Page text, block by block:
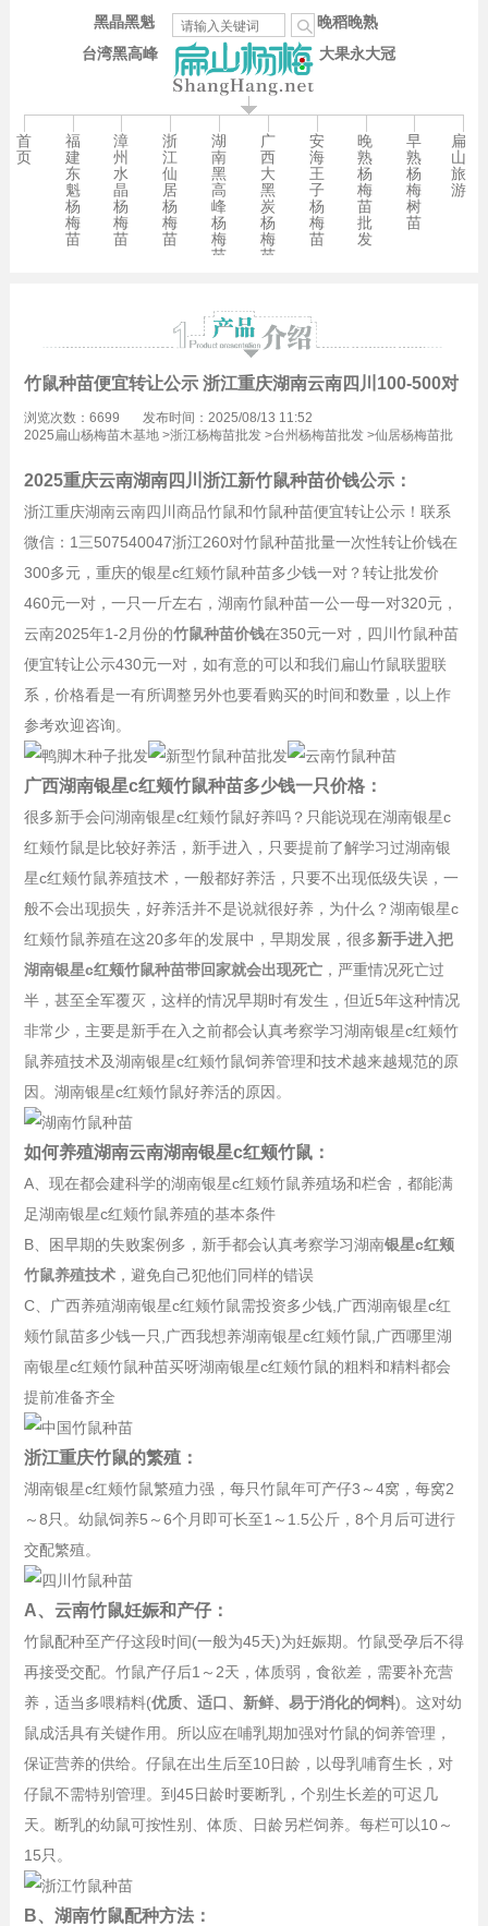
台湾黑高峰
晚稻晚熟
大果永大冠
黑晶黑魁
首
页
福
建
东
魁
杨
梅
苗
漳
州
水
晶
杨
梅
苗
浙
江
仙
居
杨
梅
苗
湖
南
黑
高
峰
杨
梅
苗
广
西
大
黑
炭
杨
梅
苗
安
海
王
子
杨
梅
苗
晚
熟
杨
梅
苗
批
发
早
熟
杨
梅
树
苗
扁
山
旅
游
竹鼠种苗便宜转让公示 浙江重庆湖南云南四川100-500对
浏览次数：6699
发布时间：2025/08/13 11:52
2025扁山杨梅苗木基地>浙江杨梅苗批发>台州杨梅苗批发>仙居杨梅苗批
2025重庆云南湖南四川浙江新竹鼠种苗价钱公示：
浙江重庆湖南云南四川商品竹鼠和竹鼠种苗便宜转让公示！联系
微信：1三507540047浙江260对竹鼠种苗批量一次性转让价钱在
300多元，重庆的银星c红颊竹鼠种苗多少钱一对？转让批发价
460元一对，一只一斤左右，湖南竹鼠种苗一公一母一对320元，
云南2025年1-2月份的竹鼠种苗价钱在350元一对，四川竹鼠种苗
便宜转让公示430元一对，如有意的可以和我们扁山竹鼠联盟联
系，价格看是一有所调整另外也要看购买的时间和数量，以上作
参考欢迎咨询。
广西湖南银星c红颊竹鼠种苗多少钱一只价格：
很多新手会问湖南银星c红颊竹鼠好养吗？只能说现在湖南银星c
红颊竹鼠是比较好养活，新手进入，只要提前了解学习过湖南银
星c红颊竹鼠养殖技术，一般都好养活，只要不出现低级失误，一
般不会出现损失，好养活并不是说就很好养，为什么？湖南银星c
红颊竹鼠养殖在这20多年的发展中，早期发展，很多新手进入把
湖南银星c红颊竹鼠种苗带回家就会出现死亡，严重情况死亡过
半，甚至全军覆灭，这样的情况早期时有发生，但近5年这种情况
非常少，主要是新手在入之前都会认真考察学习湖南银星c红颊竹
鼠养殖技术及湖南银星c红颊竹鼠饲养管理和技术越来越规范的原
因。湖南银星c红颊竹鼠好养活的原因。
如何养殖湖南云南湖南银星c红颊竹鼠：
A、现在都会建科学的湖南银星c红颊竹鼠养殖场和栏舍，都能满
足湖南银星c红颊竹鼠养殖的基本条件
B、困早期的失败案例多，新手都会认真考察学习湖南银星c红颊
竹鼠养殖技术，避免自己犯他们同样的错误
C、广西养殖湖南银星c红颊竹鼠需投资多少钱,广西湖南银星c红
颊竹鼠苗多少钱一只,广西我想养湖南银星c红颊竹鼠,广西哪里湖
南银星c红颊竹鼠种苗买呀湖南银星c红颊竹鼠的粗料和精料都会
提前准备齐全
浙江重庆竹鼠的繁殖：
湖南银星c红颊竹鼠繁殖力强，每只竹鼠年可产仔3～4窝，每窝2
～8只。幼鼠饲养5～6个月即可长至1～1.5公斤，8个月后可进行
交配繁殖。
A、云南竹鼠妊娠和产仔：
竹鼠配种至产仔这段时间(一般为45天)为妊娠期。竹鼠受孕后不得
再接受交配。竹鼠产仔后1～2天，体质弱，食欲差，需要补充营
养，适当多喂精料(优质、适口、新鲜、易于消化的饲料)。这对幼
鼠成活具有关键作用。所以应在哺乳期加强对竹鼠的饲养管理，
保证营养的供给。仔鼠在出生后至10日龄，以母乳哺育生长，对
仔鼠不需特别管理。到45日龄时要断乳，个别生长差的可迟几
天。断乳的幼鼠可按性别、体质、日龄另栏饲养。每栏可以10～
15只。
B、湖南竹鼠配种方法：